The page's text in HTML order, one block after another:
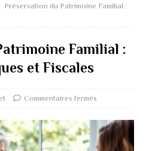
Préservation du Patrimoine Familial :
Familial :
et Fiscales
Commentaires fermés